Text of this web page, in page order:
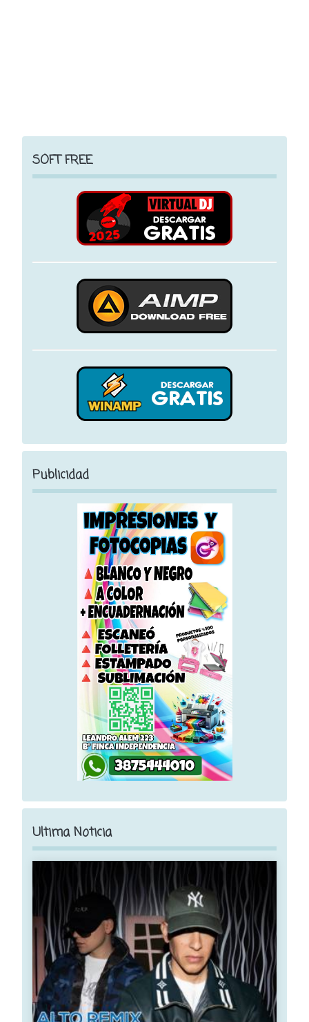
SOFT FREE
Publicidad
Ultima Noticia